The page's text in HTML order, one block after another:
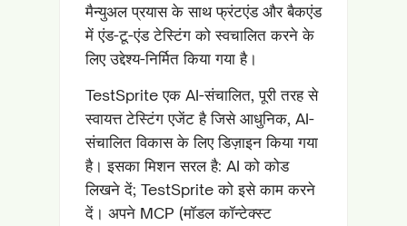
मैन्युअल प्रयास के साथ फ्रंटएंड और बैकएंड
में एंड-टू-एंड टेस्टिंग को स्वचालित करने के
लिए उद्देश्य-निर्मित किया गया है।
TestSprite एक AI-संचालित, पूरी तरह से
स्वायत्त टेस्टिंग एजेंट है जिसे आधुनिक, AI-
संचालित विकास के लिए डिज़ाइन किया गया
है। इसका मिशन सरल है: AI को कोड
लिखने दें; TestSprite को इसे काम करने
दें। अपने MCP (मॉडल कॉन्टेक्स्ट